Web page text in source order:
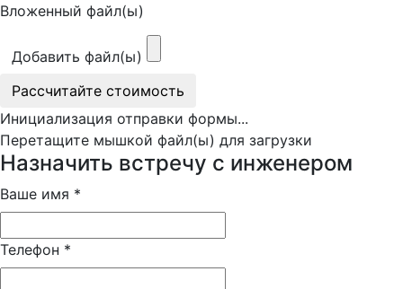
Вложенный файл(ы)
Добавить файл(ы)
Рассчитайте стоимость
Инициализация отправки формы...
Перетащите мышкой файл(ы) для загрузки
Назначить встречу с инженером
Ваше имя *
Телефон *